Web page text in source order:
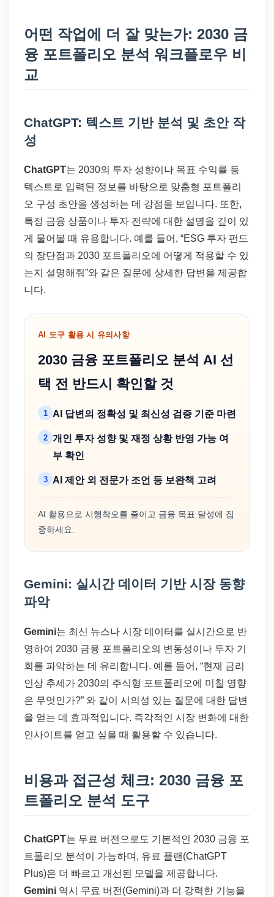
어떤 작업에 더 잘 맞는가: 2030 금
융 포트폴리오 분석 워크플로우 비
교
ChatGPT: 텍스트 기반 분석 및 초안 작
성
ChatGPT는 2030의 투자 성향이나 목표 수익률 등
텍스트로 입력된 정보를 바탕으로 맞춤형 포트폴리
오 구성 초안을 생성하는 데 강점을 보입니다. 또한,
특정 금융 상품이나 투자 전략에 대한 설명을 깊이 있
게 물어볼 때 유용합니다. 예를 들어, “ESG 투자 펀드
의 장단점과 2030 포트폴리오에 어떻게 적용할 수 있
는지 설명해줘”와 같은 질문에 상세한 답변을 제공합
니다.
AI 도구 활용 시 유의사항
2030 금융 포트폴리오 분석 AI 선
택 전 반드시 확인할 것
1 AI 답변의 정확성 및 최신성 검증 기준 마련
2 개인 투자 성향 및 재정 상황 반영 가능 여
부 확인
3 AI 제안 외 전문가 조언 등 보완책 고려
AI 활용으로 시행착오를 줄이고 금융 목표 달성에 집
중하세요.
Gemini: 실시간 데이터 기반 시장 동향
파악
Gemini는 최신 뉴스나 시장 데이터를 실시간으로 반
영하여 2030 금융 포트폴리오의 변동성이나 투자 기
회를 파악하는 데 유리합니다. 예를 들어, “현재 금리
인상 추세가 2030의 주식형 포트폴리오에 미칠 영향
은 무엇인가?” 와 같이 시의성 있는 질문에 대한 답변
을 얻는 데 효과적입니다. 즉각적인 시장 변화에 대한
인사이트를 얻고 싶을 때 활용할 수 있습니다.
비용과 접근성 체크: 2030 금융 포
트폴리오 분석 도구
ChatGPT는 무료 버전으로도 기본적인 2030 금융 포
트폴리오 분석이 가능하며, 유료 플랜(ChatGPT
Plus)은 더 빠르고 개선된 모델을 제공합니다.
Gemini 역시 무료 버전(Gemini)과 더 강력한 기능을